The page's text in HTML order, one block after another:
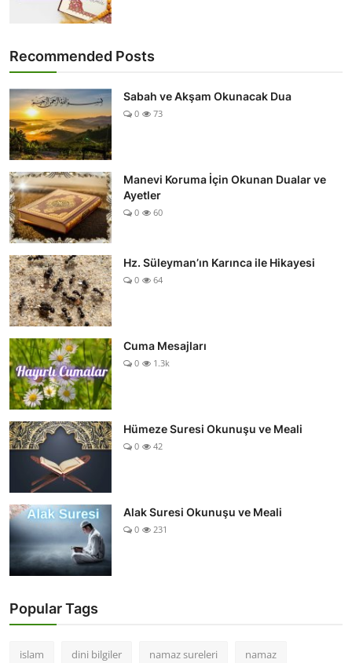
Recommended Posts
Sabah ve Akşam Okunacak Dua
0 73
Manevi Koruma İçin Okunan Dualar ve
Ayetler
0 60
Hz. Süleyman’ın Karınca ile Hikayesi
0 64
Cuma Mesajları
0 1.3k
Hümeze Suresi Okunuşu ve Meali
0 42
Alak Suresi Okunuşu ve Meali
0 231
Popular Tags
islam dini bilgiler namaz sureleri namaz